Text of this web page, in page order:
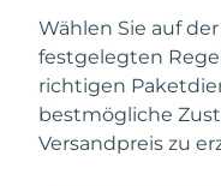
Wählen Sie auf
festgelegten
richtigen
bestmögliche
Versandpreis zu